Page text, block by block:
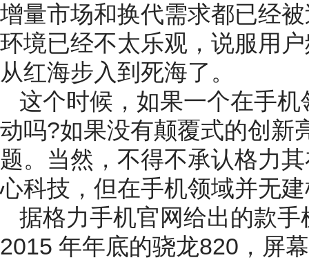
增量市场和换代需求都已经
环境已经不太乐观，说服用
从红海步入到死海了。
这个时候，如果一个在手
动吗?如果没有颠覆式的创新
题。当然，不得不承认格力
心科技，但在手机领域并无
据格力手机官网给出的款手
2015 年年底的骁龙820，屏